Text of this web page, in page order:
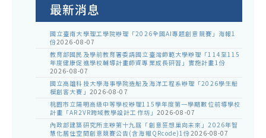
最新消息
國立臺南大學理工學院辦理「2026全國AI專題創意競賽」海報1
份2026-08-07
教育部國民及學前教育署委請國立臺灣師範大學辦理「114至115
年度健康促進學校輔導計畫師資專業成長研習」實施計畫1份
2026-08-07
國立高雄科技大學海事學院造船及海洋工程系辦理「2026學生船
模創客大賽」 2026-08-07
桃園市立陽明高級中等學校辦理115學年度第一學期數位前導學校
計畫「AR2VR跨域教學設計工作坊」 2026-08-07
內政部建築研究所主辦第十九屆「創意狂想巢向未來」2026年智
慧化居住空間創意競賽公告(含海報QRcode)1份2026-08-07